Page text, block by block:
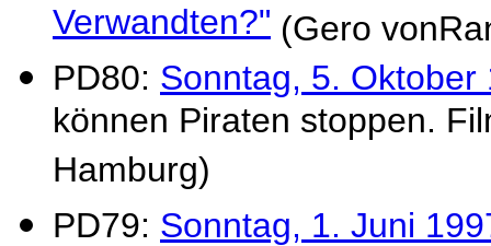
Verwandten?" (Gero
PD80: Sonntag, 5.
können Piraten stoppen.
Hamburg)
PD79: Sonntag, 1. Juni